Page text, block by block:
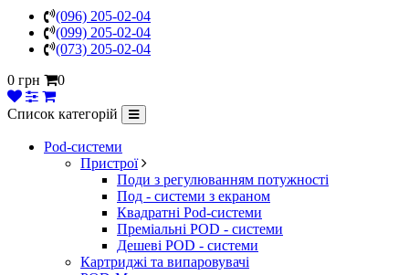
(096) 205-02-04
(099) 205-02-04
(073) 205-02-04
0 грн
0
Список категорій
Pod-системи
Пристрої
Поди з регулюванням потужності
Под - системи з екраном
Квадратні Pod-системи
Преміальні POD - системи
Дешеві POD - системи
Картриджі та випаровувачі